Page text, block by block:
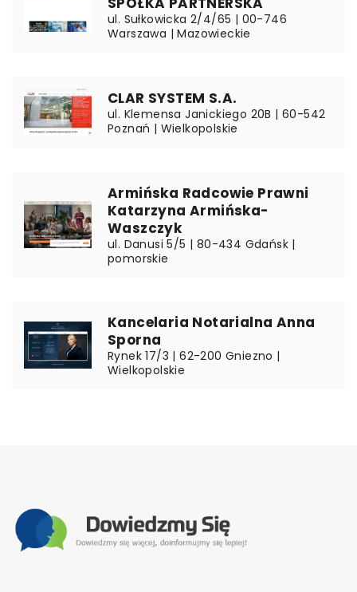
ul. Sułkowicka 2/4/65 | 00-746
Warszawa | Mazowieckie
CLAR SYSTEM S.A.
ul. Klemensa Janickiego 20B | 60-542
Poznań | Wielkopolskie
Armińska Radcowie Prawni
Katarzyna Armińska-
Waszczyk
ul. Danusi 5/5 | 80-434 Gdańsk |
pomorskie
Kancelaria Notarialna Anna
Sporna
Rynek 17/3 | 62-200 Gniezno |
Wielkopolskie